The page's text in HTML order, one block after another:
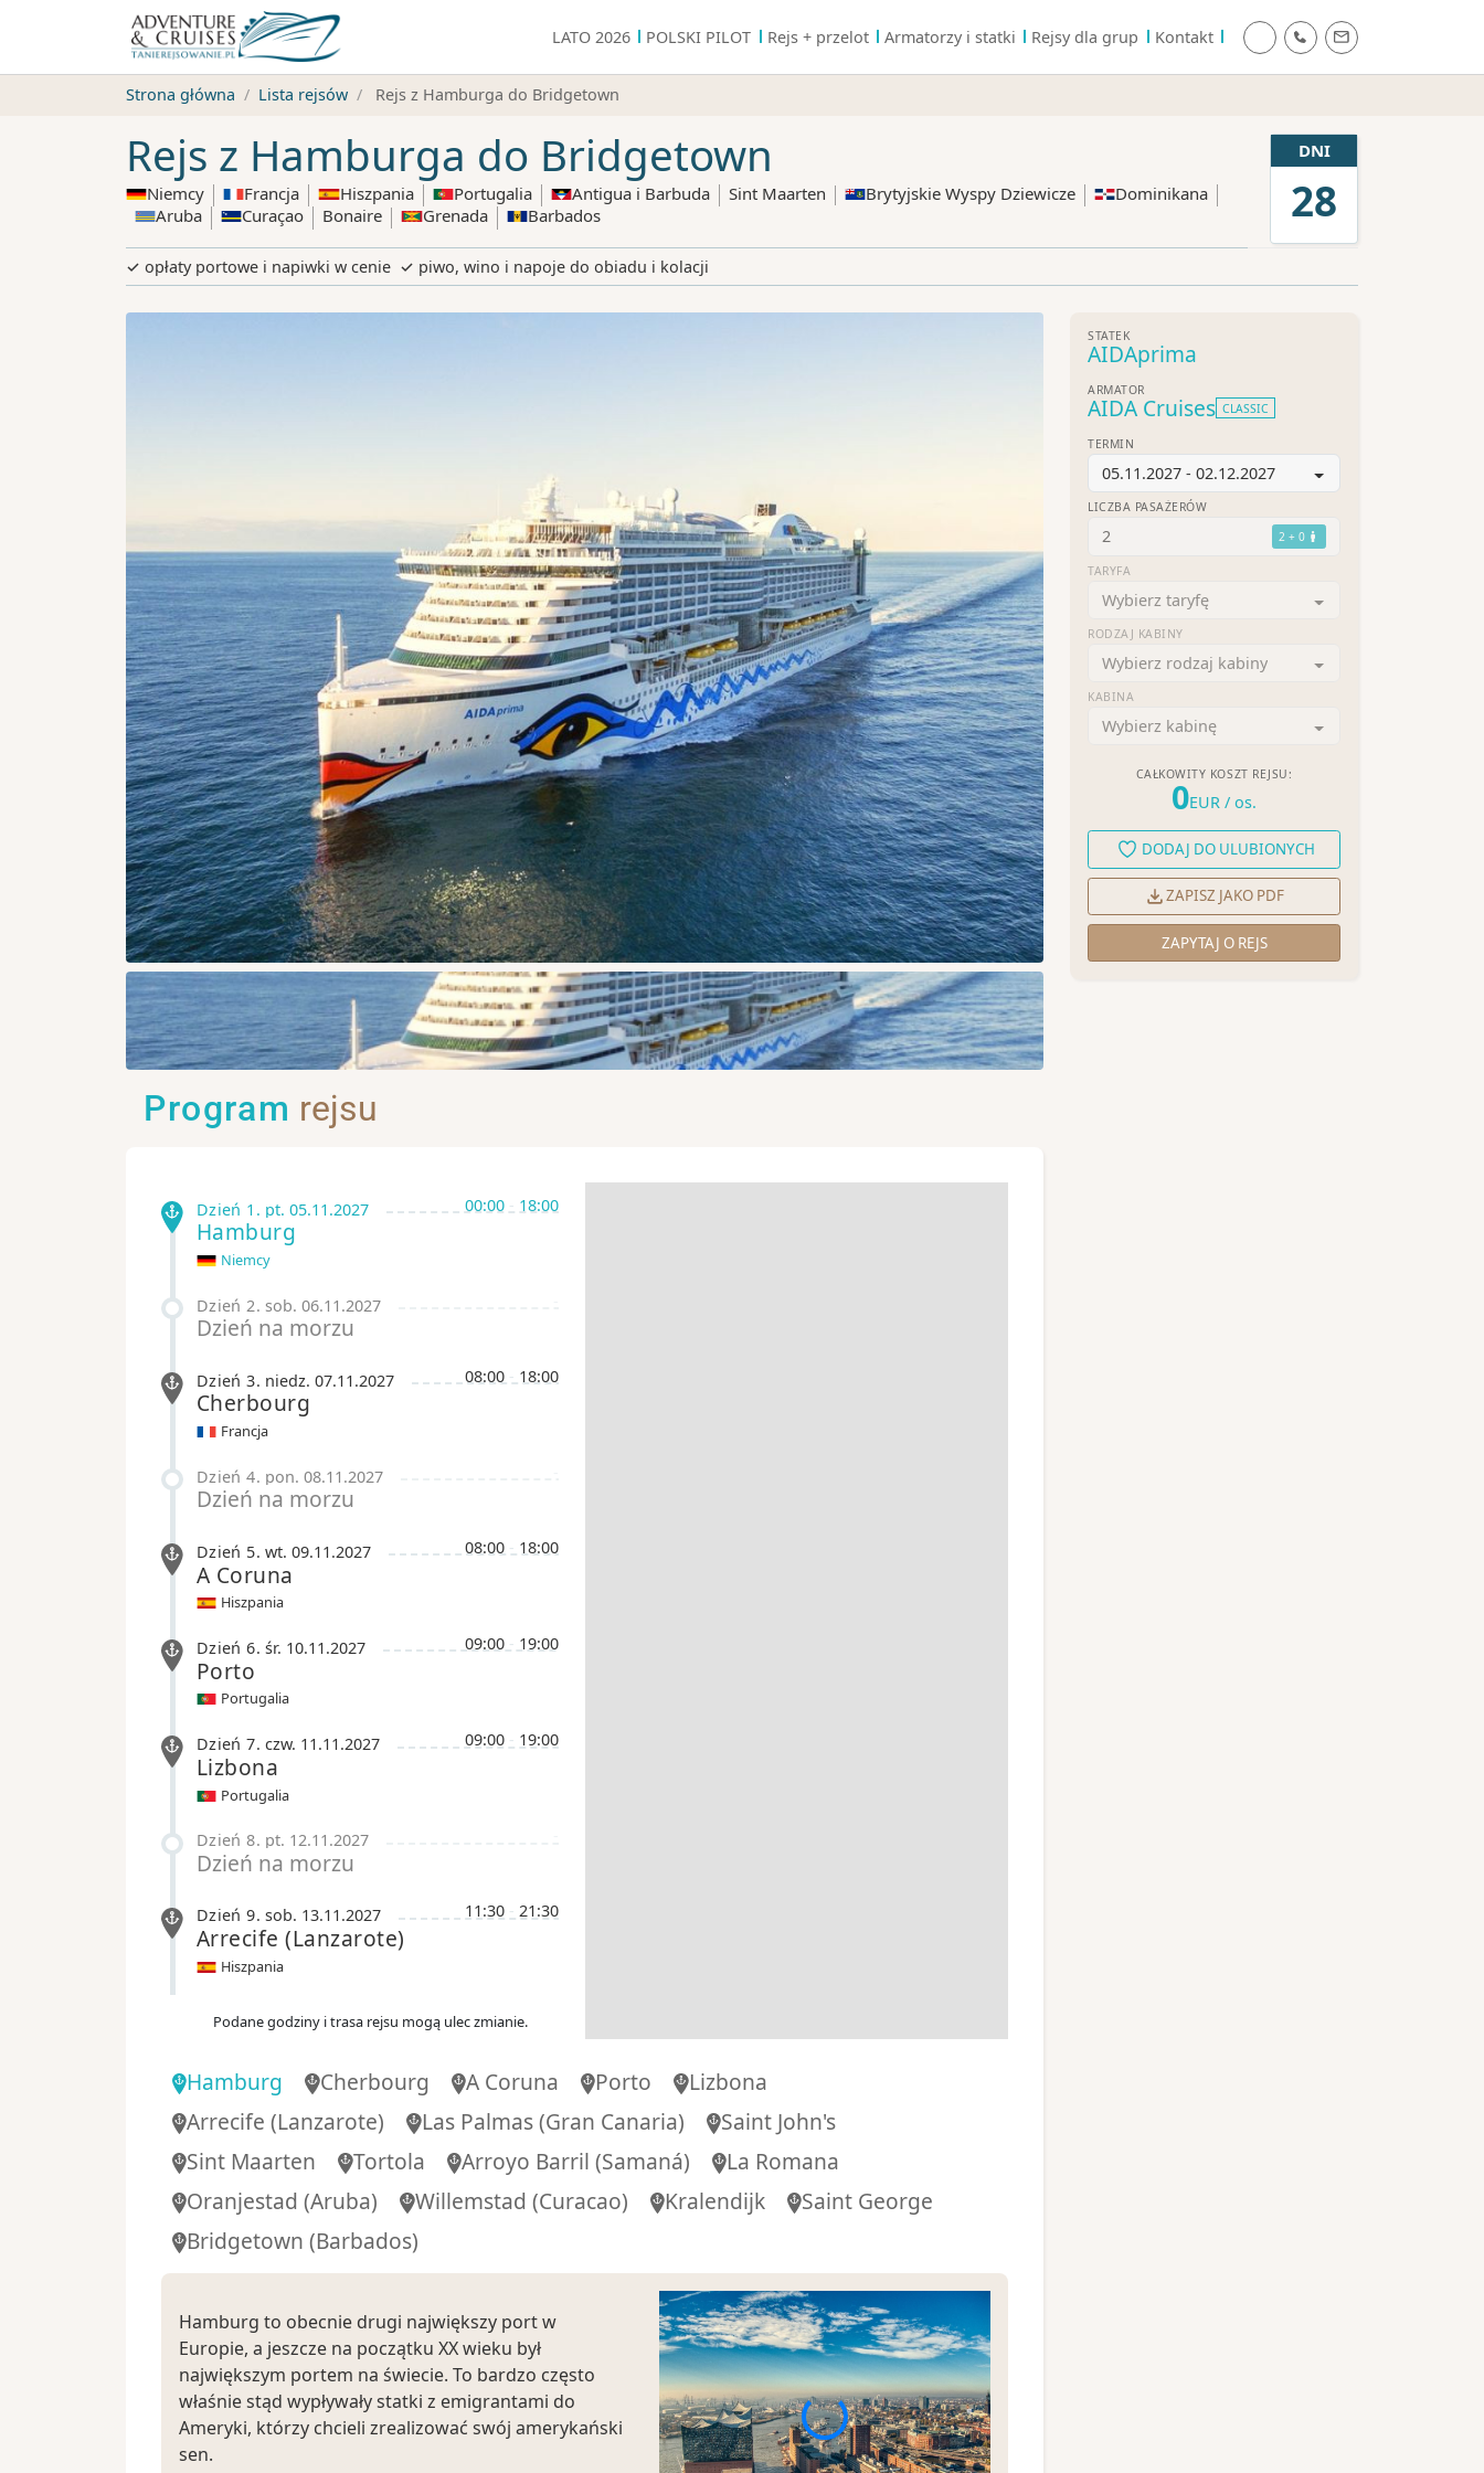
LATO 2026 POLSKI PILOT Rejs + przelot Armatorzy i statki Rejsy dla grup Kontakt
Strona główna Lista rejsów Rejs z Hamburga do Bridgetown
Rejs z Hamburga do Bridgetown
Niemcy Francja Hiszpania Portugalia Antigua i Barbuda Sint Maarten Brytyjskie Wyspy Dziewicze
Dominikana
Aruba
Curaçao Bonaire Grenada Barbados
DNI
28
✓ opłaty portowe i napiwki w cenie ✓ piwo, wino i napoje do obiadu i kolacji
Program rejsu
00:00 - 18:00
Dzień 1 . pt. 05.11.2027
Hamburg
Niemcy
Dzień 2. sob. 06.11.2027
Dzień na morzu
08:00 - 18:00
Dzień 3. niedz. 07.11.2027
Cherbourg
Francja
Dzień 4. pon. 08.11.2027
Dzień na morzu
08:00 - 18:00
Dzień 5. wt. 09.11.2027
A Coruna
Hiszpania
09:00 - 19:00
Dzień 6. śr. 10.11.2027
Porto
Portugalia
09:00 - 19:00
Dzień 7. czw. 11.11.2027
Lizbona
Portugalia
Dzień 8. pt. 12.11.2027
Dzień na morzu
11:30 - 21:30
Dzień 9. sob. 13.11.2027
Arrecife(Lanzarote)
Hiszpania
Dzień 10 niedz. 14.11.2027
Las Palmas (Gran Canaria)
Dzień na morzu
Dzień na morzu
Dzień 13 17.11.2027
Dzień na morzu
-
Dzień 14 .czw.18.11.2027
Dzień na morzu
-
Dzień 15.pt.19.11.2027
Dzień na morzu
Podane godziny i trasa rejsu mogą ulec zmianie.
Hamburg Cherbourg A Coruna Porto
Lizbona
Arrecife (Lanzarote) Las Palmas(Gran Canaria)
Saint John's
Sint Maarten
Tortola Arroyo Barril (Samaná)
La Romana
Oranjestad (Aruba)
Willemstad (Curacao) Kralendijk
Saint George
Bridgetown (Barbados)
Hamburg to obecnie drugi największy port w
Europie, a jeszcze na początku XX wieku był
największym portem na świecie. To bardzo często
właśnie stąd wypływały statki z emigrantami do
Ameryki, którzy chcieli zrealizować swój amerykański
sen.
STATEK
AIDAprima
ARMATOR
AIDA Cruises CLASSIC
TERMIN
05.11.2027 - 02.12.2027
LICZBA PASAŻERÓW
2 2 + 0
TARYFA
Wybierz taryfę
RODZAJ KABINY
Wybierz rodzaj kabiny
KABINA
Wybierz kabinę
CAŁKOWITY KOSZT REJSU:
0EUR / os.
DODAJ DO ULUBIONYCH
ZAPISZ JAKO PDF
ZAPYTAJ O REJS